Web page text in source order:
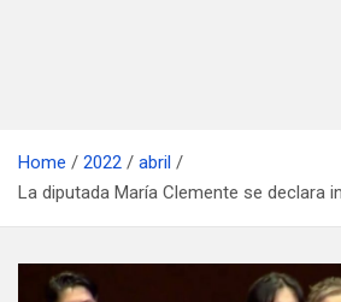
Home 2022
abril
La diputada María Clemente se declara